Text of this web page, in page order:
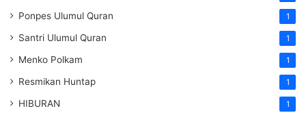
Ponpes Ulumul Quran 1
Santri Ulumul Quran 1
Menko Polkam 1
Resmikan Huntap 1
HIBURAN 1